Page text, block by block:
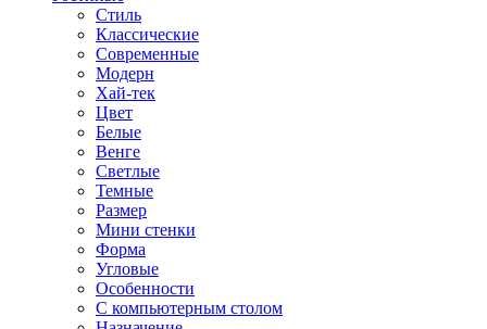
Стиль
Классические
Современные
Модерн
Хай-тек
Цвет
Белые
Венге
Светлые
Темные
Размер
Мини стенки
Форма
Угловые
Особенности
С компьютерным столом